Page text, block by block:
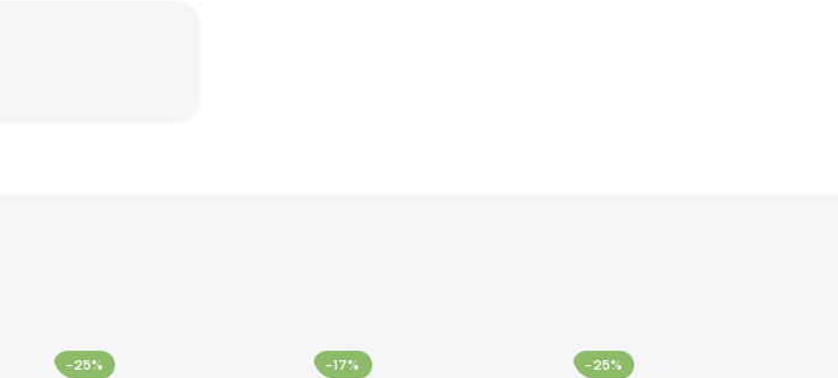
-25% -17% -25%